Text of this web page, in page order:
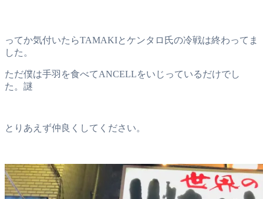
ってか気付いたらTAMAKIとケンタロ氏の冷戦は終わってま
した。
ただ僕は手羽を食べてANCELLをいじっているだけでし
た。謎
とりあえず仲良くしてください。